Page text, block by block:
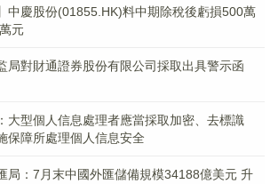
中慶股份(01855.HK)料中期除稅後虧損500萬
元
局對財通證券股份有限公司採取出具警示函
大型個人信息處理者應當採取加密、去標識
保障所處理個人信息安全
局：7月末中國外匯儲備規模34188億美元 升